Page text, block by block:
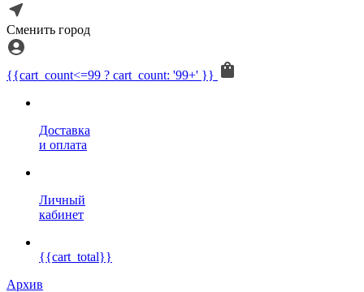
Сменить город
{{cart_count<=99 ? cart_count: '99+' }}
Доставка
и оплата
Личный
кабинет
{{cart_total}}
Архив